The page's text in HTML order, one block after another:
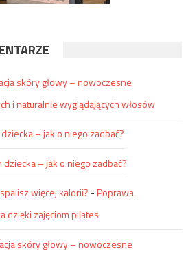
skóry głowy – nowoczesne
i naturalnie wyglądających włosów
– jak o niego zadbać?
– jak o niego zadbać?
więcej kalorii? -Poprawa
dzięki zajęciom pilates
skóry głowy – nowoczesne